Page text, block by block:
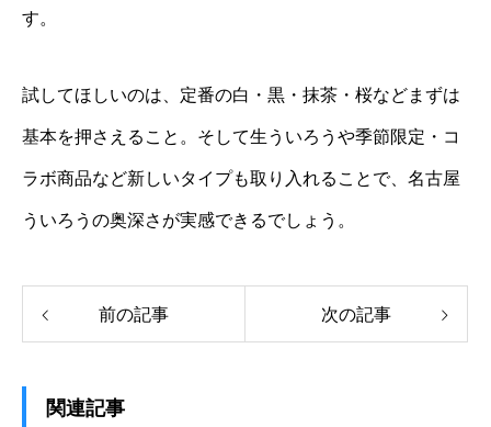
す。
試してほしいのは、定番の白・黒・抹茶・桜などまずは
基本を押さえること。そして生ういろうや季節限定・コ
ラボ商品など新しいタイプも取り入れることで、名古屋
ういろうの奥深さが実感できるでしょう。
前の記事 次の記事
関連記事